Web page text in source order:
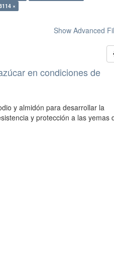
×
Show Advanced
en condiciones de
y almidón para desarrollar la
y protección a las yemas